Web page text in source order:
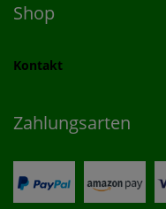
Shop
Kontakt
Zahlungsarten